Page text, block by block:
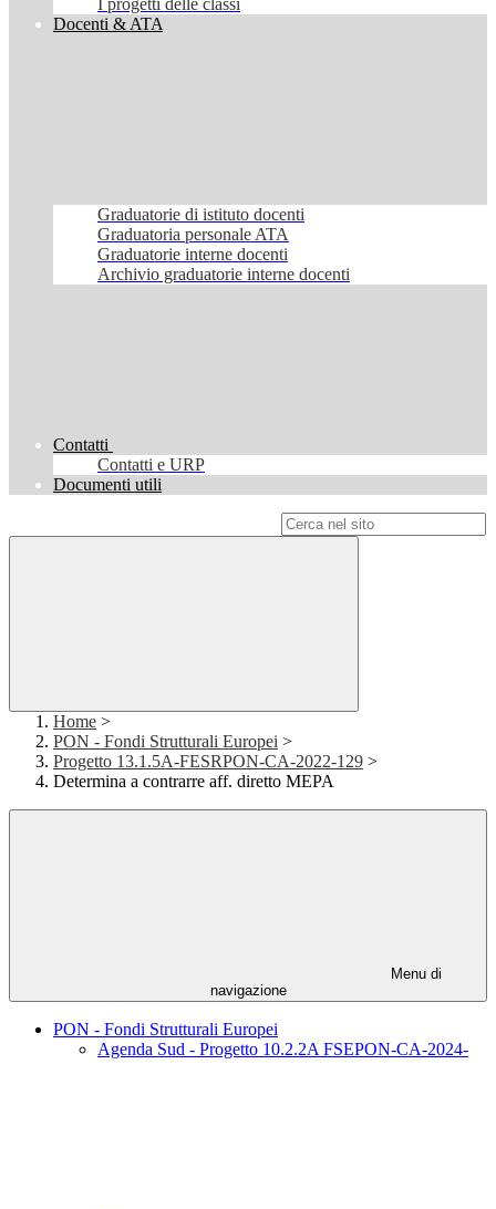
I progetti delle classi
Docenti & ATA
Graduatorie di istituto docenti
Graduatoria personale ATA
Graduatorie interne docenti
Archivio graduatorie interne docenti
Contatti
Contatti e URP
Documenti utili
Home >
PON - Fondi Strutturali Europei >
Progetto 13.1.5A-FESRPON-CA-2022-129 >
Determina a contrarre aff. diretto MEPA
Menu di
navigazione
PON - Fondi Strutturali Europei
Agenda Sud - Progetto 10.2.2A FSEPON-CA-2024-